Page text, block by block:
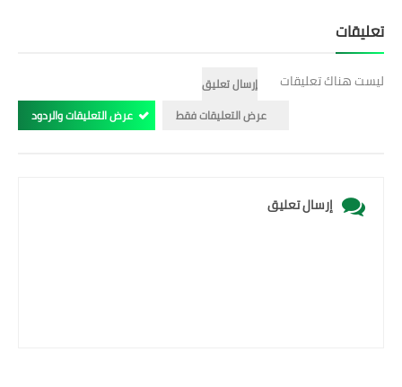
تعليقات
ليست هناك تعليقات
إرسال تعليق
عرض التعليقات فقط
عرض التعليقات والردود
إرسال تعليق